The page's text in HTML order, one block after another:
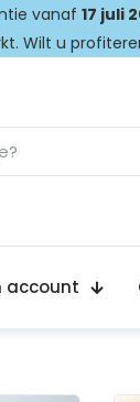
vanaf 17 juli
Wilt u
account